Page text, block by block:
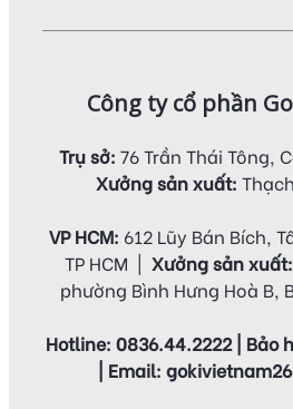
Công ty cổ phần
Trụ sở: 76 Trần Thái Tông,
Xưởng sản xuất:
VP HCM: 612 Lũy Bán Bích,
TP HCM | Xưởng sản xuất:
phường Bình Hưng Hoà B,
Hotline: 0836.44.2222 | Bảo
| Email: